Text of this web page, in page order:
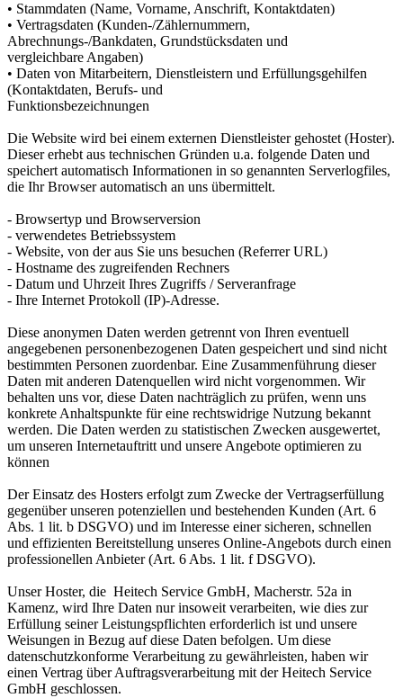
• Stammdaten (Name, Vorname, Anschrift, Kontaktdaten)
• Vertragsdaten (Kunden-/Zählernummern,
Abrechnungs-/Bankdaten, Grundstücksdaten und
vergleichbare Angaben)
• Daten von Mitarbeitern, Dienstleistern und Erfüllungsgehilfen
(Kontaktdaten, Berufs- und
Funktionsbezeichnungen
Die Website wird bei einem externen Dienstleister gehostet (Hoster).
Dieser erhebt aus technischen Gründen u.a. folgende Daten und
speichert automatisch Informationen in so genannten Serverlogfiles,
die Ihr Browser automatisch an uns übermittelt.
- Browsertyp und Browserversion
- verwendetes Betriebssystem
- Website, von der aus Sie uns besuchen (Referrer URL)
- Hostname des zugreifenden Rechners
- Datum und Uhrzeit Ihres Zugriffs / Serveranfrage
- Ihre Internet Protokoll (IP)-Adresse.
Diese anonymen Daten werden getrennt von Ihren eventuell
angegebenen personenbezogenen Daten gespeichert und sind nicht
bestimmten Personen zuordenbar. Eine Zusammenführung dieser
Daten mit anderen Datenquellen wird nicht vorgenommen. Wir
behalten uns vor, diese Daten nachträglich zu prüfen, wenn uns
konkrete Anhaltspunkte für eine rechtswidrige Nutzung bekannt
werden. Die Daten werden zu statistischen Zwecken ausgewertet,
um unseren Internetauftritt und unsere Angebote optimieren zu
können
Der Einsatz des Hosters erfolgt zum Zwecke der Vertragserfüllung
gegenüber unseren potenziellen und bestehenden Kunden (Art. 6
Abs. 1 lit. b DSGVO) und im Interesse einer sicheren, schnellen
und effizienten Bereitstellung unseres Online-Angebots durch einen
professionellen Anbieter (Art. 6 Abs. 1 lit. f DSGVO).
Unser Hoster, die Heitech Service GmbH, Macherstr. 52a in
Kamenz, wird Ihre Daten nur insoweit verarbeiten, wie dies zur
Erfüllung seiner Leistungspflichten erforderlich ist und unsere
Weisungen in Bezug auf diese Daten befolgen. Um diese
datenschutzkonforme Verarbeitung zu gewährleisten, haben wir
einen Vertrag über Auftragsverarbeitung mit der Heitech Service
GmbH geschlossen.